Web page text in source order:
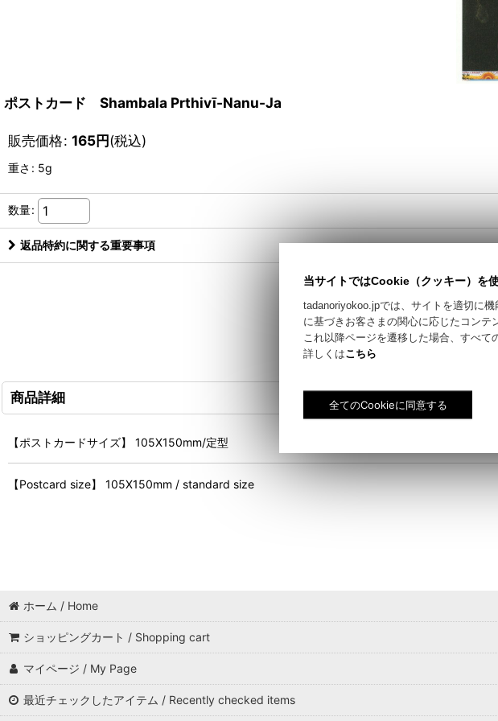
ポストカード Shambala Prthivī-Nanu-Ja
販売価格: 165円(税込)
重さ : 5g
数量:
返品特約に関する重要事項
商品詳細
【ポストカードサイズ】 105X150mm/定型
【Postcard size】 105X150mm / standard size
ホーム / Home
ショッピングカート / Shopping cart
マイページ / My Page
最近チェックしたアイテム / Recently checked items
当サイトではCookie（クッキー）を
tadanoriyokoo.jpでは、サイトを適切に
に基づきお客さまの関心に応じたコンテ
これ以降ページを遷移した場合、すべて
詳しくはこちら